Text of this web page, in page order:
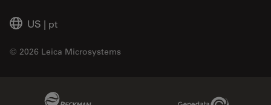
US | pt
© 2026 Leica Microsystems
Genedata Link